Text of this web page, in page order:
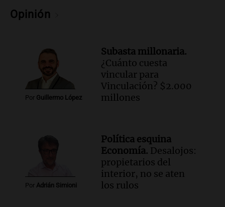
Bulaya este sábado
Audio.
Denuncias por represión en el
Congreso y evacuación por derrame de
oxígeno en Montecastro
Panorama Federal
Episodios
Panorama Federal
Episodios
La justicia reconoce al COVID
como enfermedad laboral tras la muerte
Opinión
Por Guillermo López
Subasta millonaria.
¿Cuánto cuesta
vincular para
Vinculación? $2.000
millones
Por Adrián Simioni
Política esquina
Economía. Desalojos:
propietarios del
interior, no se aten
los rulos